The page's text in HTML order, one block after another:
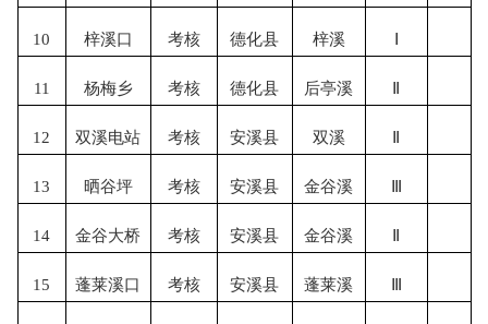
10 梓溪口 考核 德化县 梓溪 Ⅰ
11 杨梅乡 考核 德化县 后亭溪 Ⅱ
12 双溪电站 考核 安溪县 双溪 Ⅱ
13 晒谷坪 考核 安溪县 金谷溪 Ⅲ
14 金谷大桥 考核 安溪县 金谷溪 Ⅱ
15 蓬莱溪口 考核 安溪县 蓬莱溪 Ⅲ